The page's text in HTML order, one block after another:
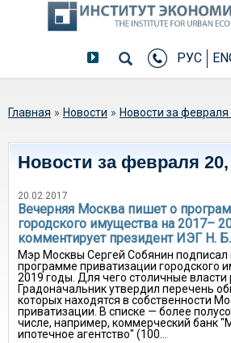
РУС
Вы здесь
Главная » Новости » Новости за февраля
Новости за февраля 20,
20.02.2017
Вечерняя Москва пишет о
городского имущества на 2017–
комментирует президент ИЭГ Н.
Мэр Москвы Сергей Собянин подписал
программе приватизации городского
2019 годы. Для чего столичные
Градоначальник утвердил перечень
которых находятся в собственности
приватизации. В списке — более
числе, например, коммерческий банк
ипотечное агентство" (100...